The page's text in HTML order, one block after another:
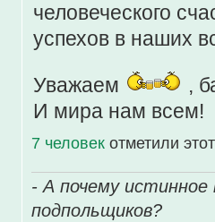
человеческого
успехов в наших
Уважаем
,
И мира нам всем!
7 человек отметили
- А почему
подпольщиков?